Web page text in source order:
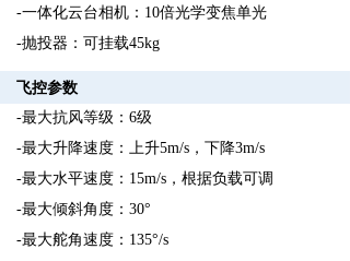
飞控参数
-最大抗风等级：6级
-最大升降速度：上升5m/s，下降3m/s
-最大水平速度：15m/s，根据负载可调
-最大倾斜角度：30°
-最大舵角速度：135°/s
-一体化云台相机：10倍光学变焦单光
-抛投器：可挂载45kg